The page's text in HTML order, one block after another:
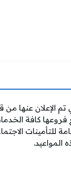
تم الإعلان عنها
كافة
للتأمينات
المواعيد.